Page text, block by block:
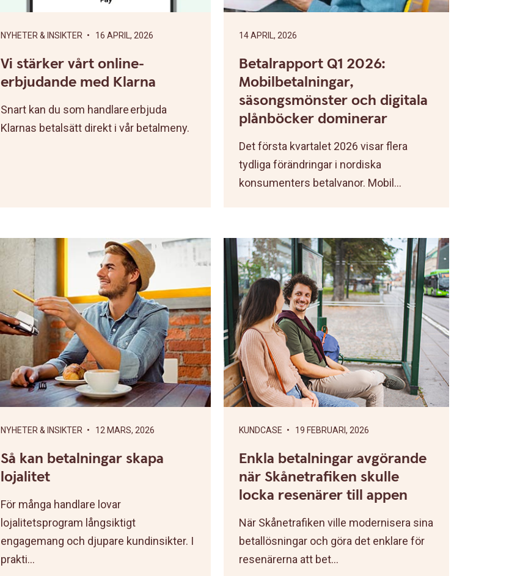
NYHETER & INSIKTER • 16 APRIL, 2026
Vi stärker vårt online-
erbjudande med Klarna
Snart kan du som handlare erbjuda
Klarnas betalsätt direkt i vår betalmeny.
14 APRIL, 2026
Betalrapport Q1 2026:
Mobilbetalningar,
säsongsmönster och digitala
plånböcker dominerar
Det första kvartalet 2026 visar flera
tydliga förändringar i nordiska
konsumenters betalvanor. Mobil...
NYHETER & INSIKTER • 12 MARS, 2026
Så kan betalningar skapa
lojalitet
För många handlare lovar
lojalitetsprogram långsiktigt
engagemang och djupare kundinsikter. I
prakti...
KUNDCASE • 19 FEBRUARI, 2026
Enkla betalningar avgörande
när Skånetrafiken skulle
locka resenärer till appen
När Skånetrafiken ville modernisera sina
betallösningar och göra det enklare för
resenärerna att bet...